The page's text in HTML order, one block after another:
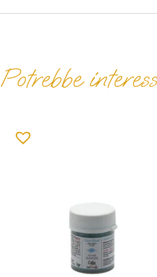
Potrebbe